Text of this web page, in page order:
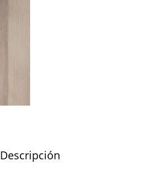
Descripción